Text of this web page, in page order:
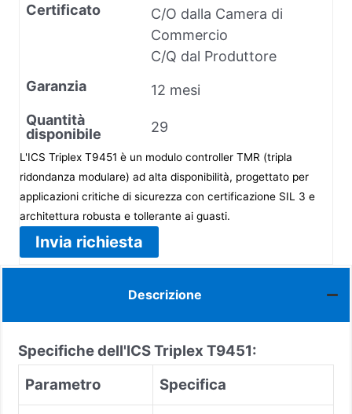
Certificato
C/O dalla Camera di
Commercio
C/Q dal Produttore
Garanzia
12 mesi
Quantità
disponibile
29
L'ICS Triplex T9451 è un modulo controller TMR (tripla
ridondanza modulare) ad alta disponibilità, progettato per
applicazioni critiche di sicurezza con certificazione SIL 3 e
architettura robusta e tollerante ai guasti.
Invia richiesta
Descrizione
Specifiche dell'ICS Triplex T9451:
Parametro
Specifica